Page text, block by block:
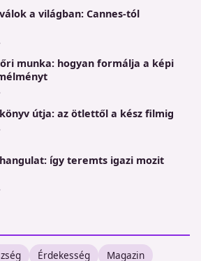
a világban: Cannes-tól
munka: hogyan formálja a képi
útja: az ötlettől a kész filmig
így teremts igazi mozit
Érdekesség Magazin